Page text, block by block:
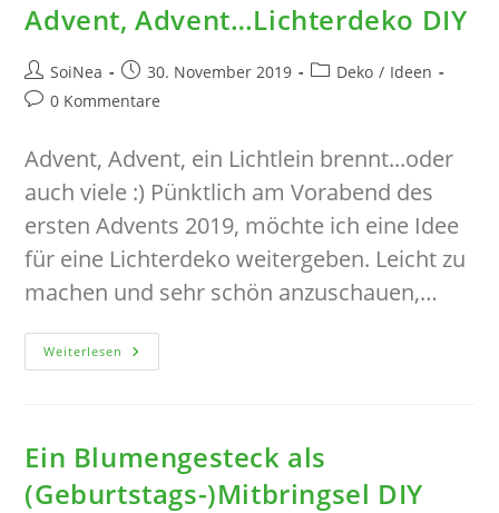
Advent, Advent…Lichterdeko DIY
Beitrags-
Autor:
SoiNea
Beitrag
veröffentlicht:
30. November 2019
Beitrags-
Deko / Ideen
Beitrags-
0 Kommentare
Advent, Advent, ein Lichtlein brennt...oder
auch viele :) Pünktlich am Vorabend des
ersten Advents 2019, möchte ich eine Idee
für eine Lichterdeko weitergeben. Leicht zu
machen und sehr schön anzuschauen,…
Weiterlesen Advent,
Advent…
Ein Blumengesteck als
(Geburtstags-)Mitbringsel DIY